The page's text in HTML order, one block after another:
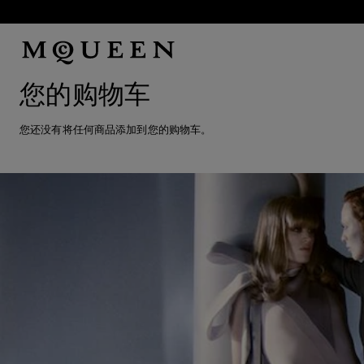
跳转至主内容
您的购物车
您还没有将任何商品添加到您的购物车。